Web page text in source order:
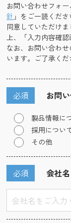
お問い合わせフォ
針 」をご一読くださ
同意していただけ
上、「入力内容確認
なお、お問い合わ
います。ご了承くだ
お問
必須
製品情報に
採用につい
その他
会社名
必須